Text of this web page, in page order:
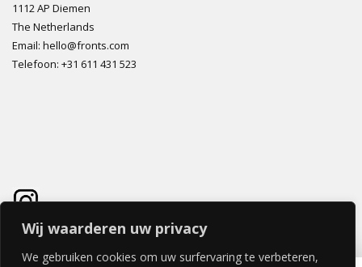
Wij waarderen uw privacy
We gebruiken cookies om uw surfervaring te verbeteren,
1112 AP Diemen
The Netherlands
Email: hello@fronts.com
Telefoon: +31 611 431 523